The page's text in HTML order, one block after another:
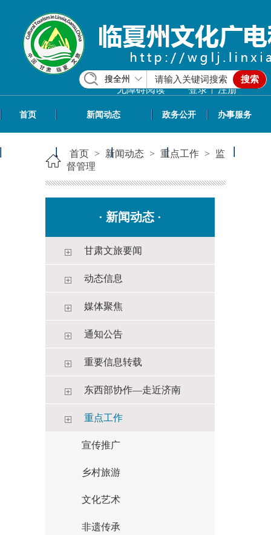
无障碍阅读 登录 | 注册
搜全州 搜索
首页 新闻动态 政务公开 办事服务
专题专栏 信息共享 文旅资讯
首页 > 新闻动态 > 重点工作 > 监
督管理
· 新闻动态 ·
甘肃文旅要闻
动态信息
媒体聚焦
通知公告
重要信息转载
东西部协作—走近济南
重点工作
宣传推广
乡村旅游
文化艺术
非遗传承